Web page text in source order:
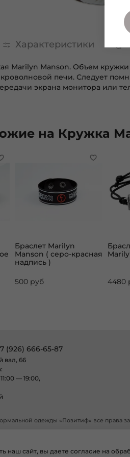
Характеристики
Marilyn Manson. Объем
печи. Следует
экрана монитора или
на Кружка
Браслет Marilyn
Manson ( серо-красная
надпись )
500 руб 4480
(926) 666-65-87
вал, 66
— 19:00,
одежды «Позитиф» все права
наш сайт, вы даете согласие на